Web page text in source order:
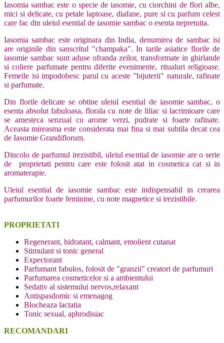
Iasomia sambac este o specie de iasomie, cu ciorchini de flori albe,
mici si delicate, cu petale laptoase, diafane, pure si cu parfum celest
care fac din uleiul esential de iasomie sambac o esenta nepretuita.
Iasomia sambac este originara din India, denumirea de sambac isi
are originile din sanscritul "champaka". In tarile asiatice florile de
iasomie sambac sunt aduse ofranda zeilor, transformate in ghirlande
si coliere parfumate pentru diferite evenimente, ritualuri religioase.
Femeile isi impodobesc parul cu aceste "bijuterii" naturale, rafinate
si parfumate.
Din florile delicate se obtine uleiul esential de iasomie sambac, o
esenta absolut fabuloasa, florala cu note de liliac si lacrimioare care
se amesteca senzual cu arome verzi, pudrate si foarte rafinate.
Aceasta mireasma este considerata mai fina si mai subtila decat cea
de Iasomie Grandiflorum.
Dincolo de parfumul irezistibil, uleiul esential de iasomie are o serie
de proprietati pentru care este folosit atat in cosmetica cat si in
aromaterapie.
Uleiul esential de iasomie sambac este indispensabil in crearea
parfumurilor foarte feminine, cu note magnetice si irezistibile.
PROPRIETATI
Regenerant, hidratant, calmant, emolient cutanat
Stimulant si tonic general
Expectorant
Parfumant fabulos, folosit de "granzii" creatori de parfumuri
Parfumarea cosmeticelor si a ambientului
Sedativ al sistemului nervos,relaxant
Antispasdomic si emenagog
Blocheaza lactatia
Tonic sexual, aphrodisiac
RECOMANDARI